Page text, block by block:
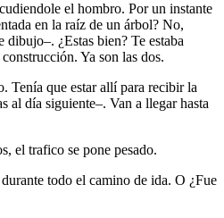
el hombro. Por un instante
en la raíz de un árbol? No,
dibujo–. ¿Estas bien? Te estaba
Ya son las dos.
Tenía que estar allí para recibir la
al día siguiente–. Van a llegar hasta
el trafico se pone pesado.
todo el camino de ida. O ¿Fue